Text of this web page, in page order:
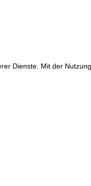
Dienste. Mit der